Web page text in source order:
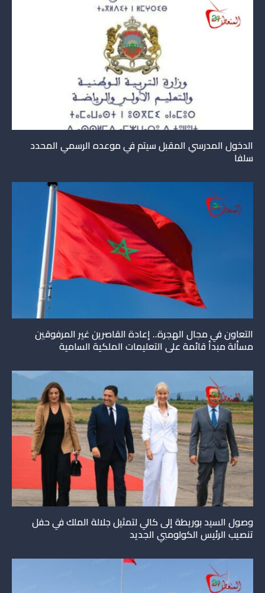
الدخول المدرسي المقبل سیتم في موعده الرسمي المحدد
سلفا
التعاون في مجال الهجرة.. إعادة القاصرين غير المرفوقين
مسألة مبدأ قائمة على التعليمات الملكية السامية
وصول السيد بوريطة إلى كالي لتمثيل جلالة الملك في حفل
تنصيب الرئيس الكولومبي الجديد